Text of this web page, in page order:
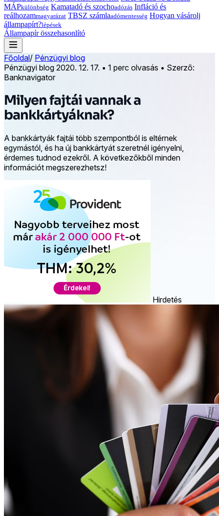
MÁPkülönbség Kamatadó és szochoadózás Infláció és
reálhozammagyarázat TBSZ számlaadómentesség Hogyan vásárolj
állampapírt?lépések
Állampapír összehasonlító
Főoldal/ Pénzügyi blog
Pénzügyi blog 2020. 12. 17. • 1 perc olvasás • Szerző:
Banknavigator
Milyen fajtái vannak a
bankkártyáknak?
A bankkártyák fajtái több szempontból is eltérnek
egymástól, és ha új bankkártyát szeretnél igényelni,
érdemes tudnod ezekről. A következőkből minden
információt megszerezhetsz!
Hirdetés